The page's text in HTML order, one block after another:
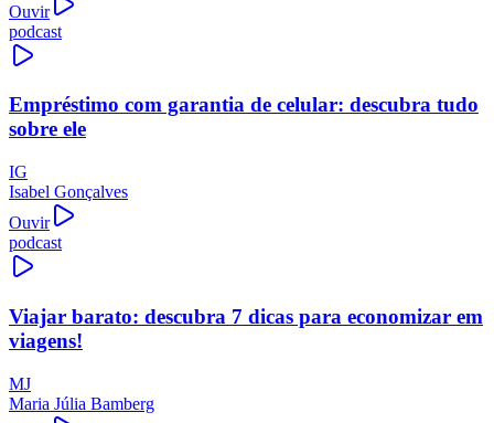
Ouvir
podcast
Empréstimo com garantia de celular: descubra tudo
sobre ele
IG
Isabel Gonçalves
Ouvir
podcast
Viajar barato: descubra 7 dicas para economizar em
viagens!
MJ
Maria Júlia Bamberg